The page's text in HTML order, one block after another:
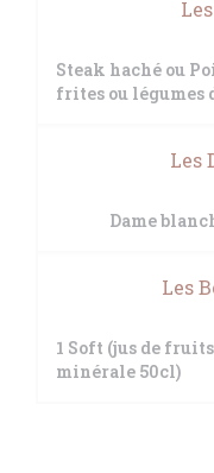
Steak haché ou
frites ou légumes
Les
Dame
Les
1 Soft (jus de
minérale 50cl)